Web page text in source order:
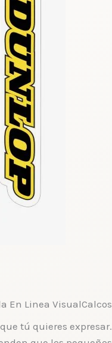
En Linea VisualCalcos
tú quieres expresar.